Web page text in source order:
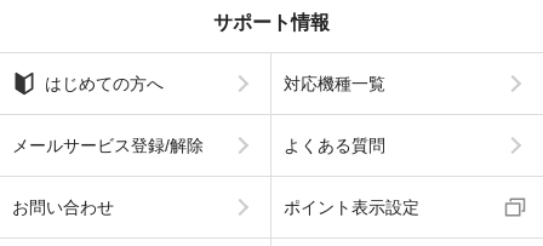
サポート情報
はじめての方へ 対応機種一覧
メールサービス登録/解除 よくある質問
お問い合わせ ポイント表示設定